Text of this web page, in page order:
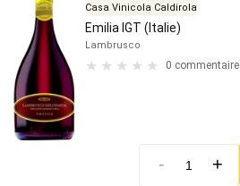
Casa Vinicola Caldirola
Emilia IGT (Italie)
Lambrusco
0 commentaire
- +